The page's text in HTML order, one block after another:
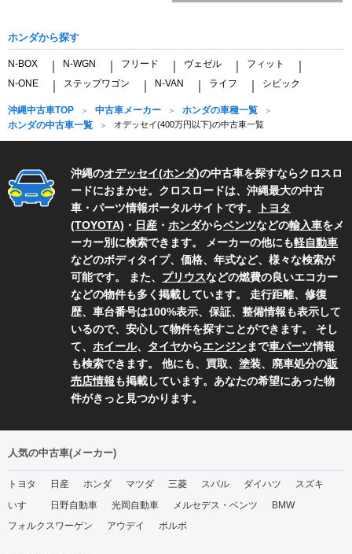
ホンダから探す
N-BOX N-WGN フリード ヴェゼル フィット
N-ONE ステップワゴン N-VAN ライフ シビック
沖縄中古車TOP 中古車メーカー
ホンダの車種一覧
ホンダの中古車一覧
オデッセイ(400万円以下)の中古車一覧
沖縄のオデッセイ(ホンダ)の中古車を探すならクロスロ
ードにおまかせ。クロスロードは、沖縄最大の中古
車・パーツ情報ポータルサイトです。
トヨタ
(TOYOTA) ・ 日産 ・ ホンダからベンツなどの輸入車をメ
ーカー別に検索できます。 メーカーの他にも軽自動車
などのボディタイプ、価格、年式など、様々な検索が
可能です。 また、 プリウスなどの燃費の良いエコカー
などの物件も多く掲載しています。 走行距離、修復
歴、車台番号は100%表示、保証、整備情報も表示して
いるので、安心して物件を探すことができます。 そし
て、 ホイール、 タイヤからエンジンまで車パーツ情報
も検索できます。 他にも、買取、塗装、廃車処分の販
売店情報も掲載しています。あなたの希望にあった物
件がきっと見つかります。
人気の中古車(メーカー)
トヨタ 日産 ホンダ マツダ 三菱 スバル ダイハツ
スズキ
いすゞ
日野自動車 光岡自動車 メルセデス・ベンツ
BMW
フォルクスワーゲン
アウデイ ボルボ